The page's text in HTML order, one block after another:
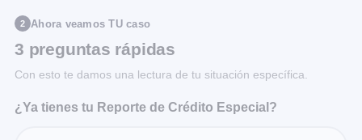
2 Ahora veamos TU caso
3 preguntas rápidas
Con esto te damos una lectura de tu situación específica.
¿Ya tienes tu Reporte de Crédito Especial?